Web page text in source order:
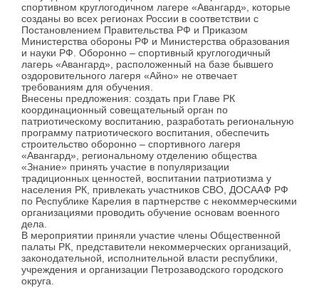
спортивном круглогодичном лагере «Авангард», которые
созданы во всех регионах России в соответствии с
Постановлением Правительства РФ и Приказом
Министерства обороны РФ и Министерства образования
и науки РФ. Оборонно – спортивный круглогодичный
лагерь «Авангард», расположенный на базе бывшего
оздоровительного лагеря «Айно» не отвечает
требованиям для обучения.
Внесены предложения: создать при Главе РК
координационный совещательный орган по
патриотическому воспитанию, разработать региональную
программу патриотического воспитания, обеспечить
строительство оборонно – спортивного лагеря
«Авангард», региональному отделению общества
«Знание» принять участие в популяризации
традиционных ценностей, воспитании патриотизма у
населения РК, привлекать участников СВО, ДОСААФ РФ
по Республике Карелия в партнерстве с некоммерческими
организациями проводить обучение основам военного
дела.
В мероприятии приняли участие члены Общественной
палаты РК, представители некоммерческих организаций,
законодательной, исполнительной власти республики,
учреждения и организации Петрозаводского городского
округа.